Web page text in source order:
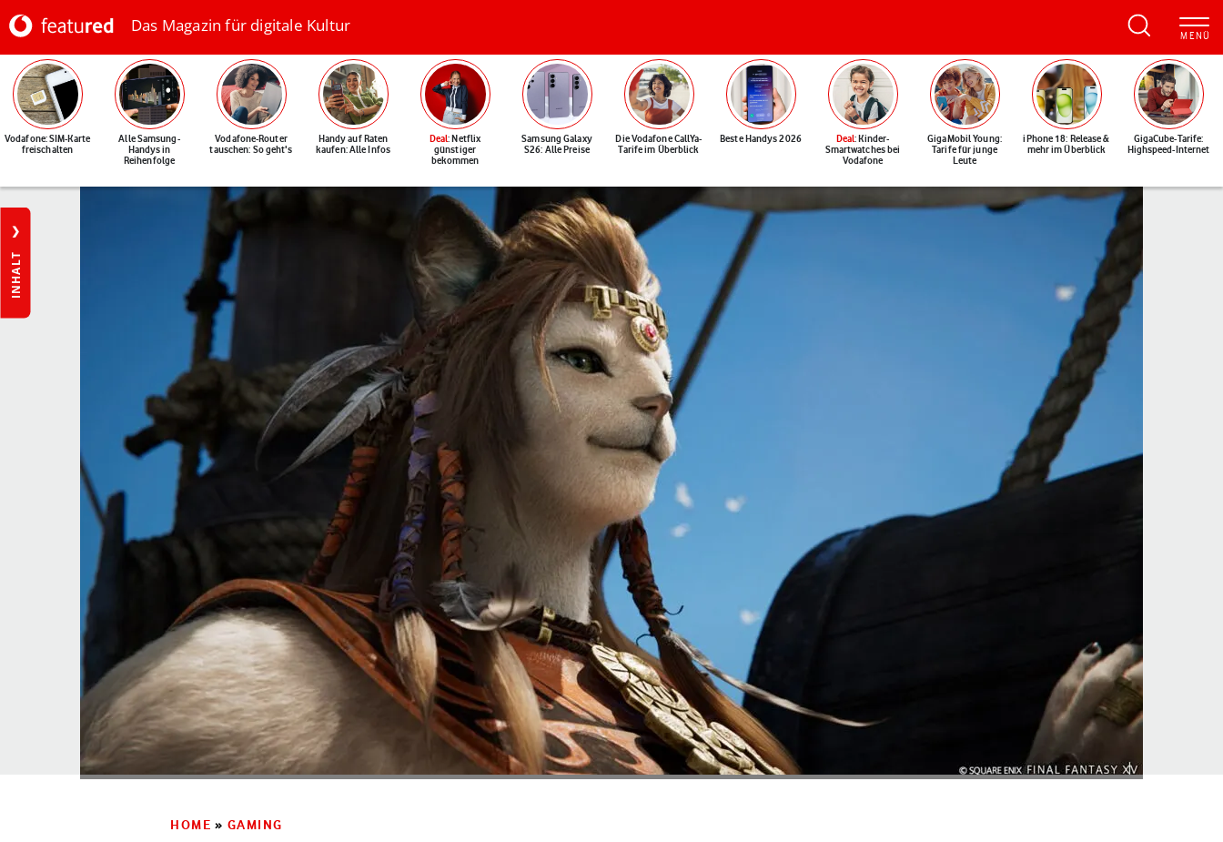
Das Magazin für digitale Kultur
Vodafone: SIM-Karte
freischalten
Alle Samsung-
Handys in
Reihenfolge
Vodafone-Router
tauschen: So geht's
Handy auf Raten
kaufen: Alle Infos
Deal: Netflix
günstiger
bekommen
Samsung Galaxy
S26: Alle Preise
Die Vodafone CallYa-
Tarife im Überblick
Beste Handys 2026 Deal: Kinder-
Smartwatches bei
Vodafone
GigaMobil Young:
Tarife für junge
Leute
iPhone 18: Release &
mehr im Überblick
GigaCube-Tarife:
Highspeed-Internet
INHALT
HOME » GAMING